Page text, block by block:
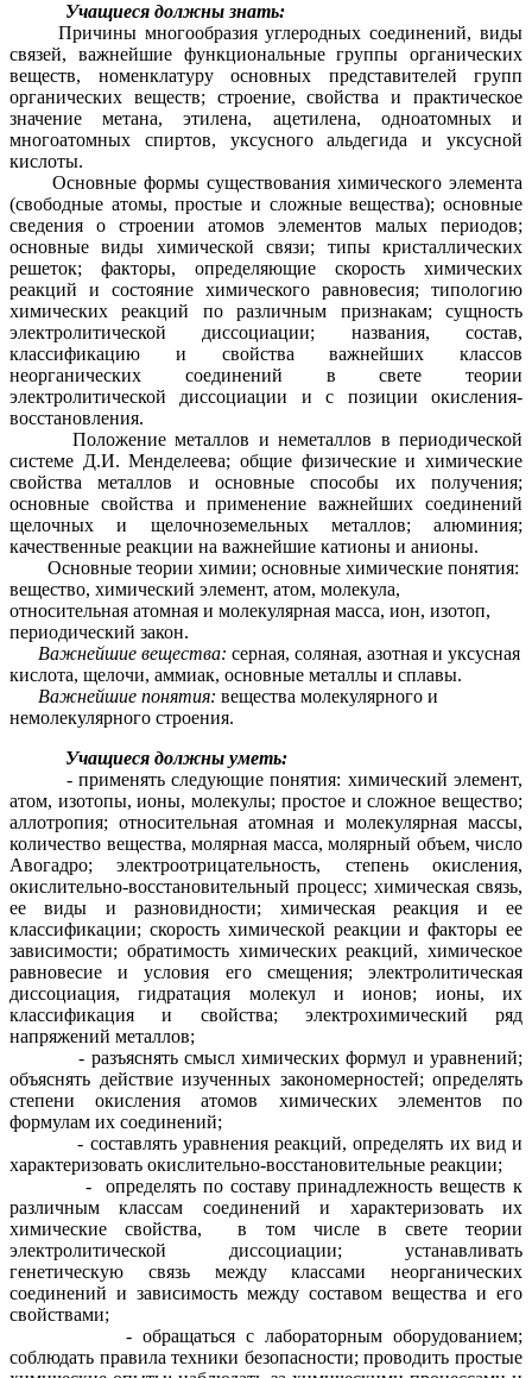
Учащиеся должны знать:
Причины многообразия углеродных соединений, виды
связей, важнейшие функциональные группы органических
веществ, номенклатуру основных представителей групп
органических веществ; строение, свойства и практическое
значение метана, этилена, ацетилена, одноатомных и
многоатомных спиртов, уксусного альдегида и уксусной
кислоты.
Основные формы существования химического элемента
(свободные атомы, простые и сложные вещества); основные
сведения о строении атомов элементов малых периодов;
основные виды химической связи; типы кристаллических
решеток; факторы, определяющие скорость химических
реакций и состояние химического равновесия; типологию
химических реакций по различным признакам; сущность
электролитической диссоциации; названия, состав,
классификацию и свойства важнейших классов
неорганических соединений в свете теории
электролитической диссоциации и с позиции окисления-
восстановления.
Положение металлов и неметаллов в периодической
системе Д.И. Менделеева; общие физические и химические
свойства металлов и основные способы их получения;
основные свойства и применение важнейших соединений
щелочных и щелочноземельных металлов; алюминия;
качественные реакции на важнейшие катионы и анионы.
Основные теории химии; основные химические понятия:
вещество, химический элемент, атом, молекула,
относительная атомная и молекулярная масса, ион, изотоп,
периодический закон.
Важнейшие вещества: серная, соляная, азотная и уксусная
кислота, щелочи, аммиак, основные металлы и сплавы.
Важнейшие понятия: вещества молекулярного и
немолекулярного строения.
Учащиеся должны уметь:
- применять следующие понятия: химический элемент,
атом, изотопы, ионы, молекулы; простое и сложное вещество;
аллотропия; относительная атомная и молекулярная массы,
количество вещества, молярная масса, молярный объем, число
Авогадро; электроотрицательность, степень окисления,
окислительно-восстановительный процесс; химическая связь,
ее виды и разновидности; химическая реакция и ее
классификации; скорость химической реакции и факторы ее
зависимости; обратимость химических реакций, химическое
равновесие и условия его смещения; электролитическая
диссоциация, гидратация молекул и ионов; ионы, их
классификация и свойства; электрохимический ряд
напряжений металлов;
- разъяснять смысл химических формул и уравнений;
объяснять действие изученных закономерностей; определять
степени окисления атомов химических элементов по
формулам их соединений;
- составлять уравнения реакций, определять их вид и
характеризовать окислительно-восстановительные реакции;
- определять по составу принадлежность веществ к
различным классам соединений и характеризовать их
химические свойства, в том числе в свете теории
электролитической диссоциации; устанавливать
генетическую связь между классами неорганических
соединений и зависимость между составом вещества и его
свойствами;
- обращаться с лабораторным оборудованием;
соблюдать правила техники безопасности; проводить простые